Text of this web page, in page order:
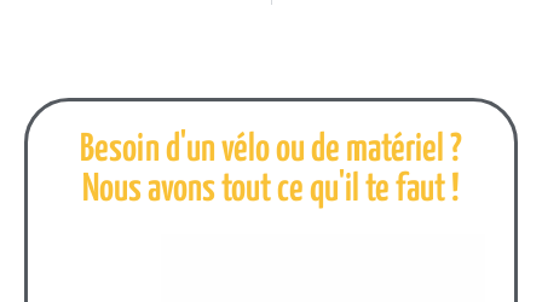
Besoin d'un vélo ou de matériel ?
Nous avons tout ce qu'il te faut !